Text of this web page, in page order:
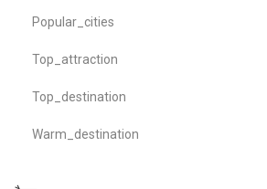
Popular_cities
Top_attraction
Top_destination
Warm_destination